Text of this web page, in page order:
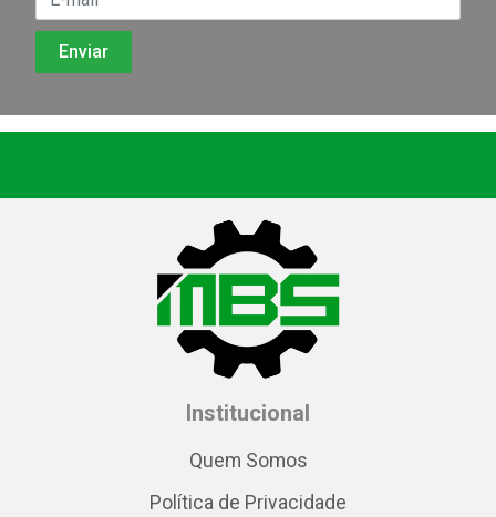
Institucional
Quem Somos
Política de Privacidade